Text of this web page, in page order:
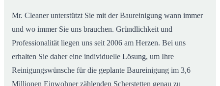
Mr. Cleaner unterstützt Sie mit der Baureinigung wann immer
und wo immer Sie uns brauchen. Gründlichkeit und
Professionalität liegen uns seit 2006 am Herzen. Bei uns
erhalten Sie daher eine individuelle Lösung, um Ihre
Reinigungswünsche für die geplante Baureinigung im 3,6
Millionen Einwohner zählenden Scherstetten genau zu